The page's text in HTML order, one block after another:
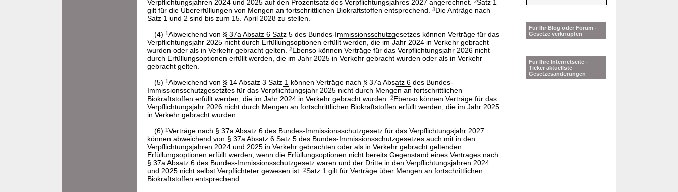
Verpflichtungsjahren 2024 und 2025 auf den Prozentsatz des Verpflichtungsjahres 2027 angerechnet.
Satz 1
gilt für die Übererfüllungen von Mengen an fortschrittlichen Biokraftstoffen entsprechend.
3Die Anträge nach
Satz 1 und 2 sind bis zum 15. April 2028 zu stellen.
(4) 1Abweichend von § 37a Absatz 6 Satz 5 des Bundes-Immissionsschutzgesetzes können Verträge für das
Verpflichtungsjahr 2025 nicht durch Erfüllungsoptionen erfüllt werden, die im Jahr 2024 in Verkehr gebracht
wurden oder als in Verkehr gebracht gelten.
2Ebenso können Verträge für das Verpflichtungsjahr 2026 nicht
durch Erfüllungsoptionen erfüllt werden, die im Jahr 2025 in Verkehr gebracht wurden oder als in Verkehr
gebracht gelten.
(5) 1Abweichend von § 14 Absatz 3 Satz 1 können Verträge nach § 37a Absatz 6 des Bundes-
Immissionsschutzgesetztes für das Verpflichtungsjahr 2025 nicht durch Mengen an fortschrittlichen
Biokraftstoffen erfüllt werden, die im Jahr 2024 in Verkehr gebracht wurden.
2Ebenso können Verträge für das
Verpflichtungsjahr 2026 nicht durch Mengen an fortschrittlichen Biokraftstoffen erfüllt werden, die im Jahr 2025
in Verkehr gebracht wurden.
(6) 1Verträge nach § 37a Absatz 6 des Bundes-Immissionsschutzgesetz für das Verpflichtungsjahr 2027
können abweichend von § 37a Absatz 6 Satz 5 des Bundes-Immissionsschutzgesetzes auch mit in den
Verpflichtungsjahren 2024 und 2025 in Verkehr gebrachten oder als in Verkehr gebracht geltenden
Erfüllungsoptionen erfüllt werden, wenn die Erfüllungsoptionen nicht bereits Gegenstand eines Vertrages nach
§ 37a Absatz 6 des Bundes-Immissionsschutzgesetz waren und der Dritte in den Verpflichtungsjahren 2024
und 2025 nicht selbst Verpflichteter gewesen ist.
2Satz 1 gilt für Verträge über Mengen an fortschrittlichen
Biokraftstoffen entsprechend.
Für Ihr Blog oder Forum -
Gesetze verknüpfen
Für Ihre Internetseite -
Ticker aktuellste
Gesetzesänderungen